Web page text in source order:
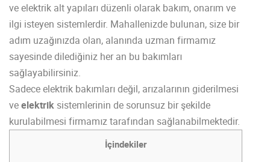
ve elektrik alt yapıları düzenli olarak bakım, onarım ve
ilgi isteyen sistemlerdir. Mahallenizde bulunan, size bir
adım uzağınızda olan, alanında uzman firmamız
sayesinde dilediğiniz her an bu bakımları
sağlayabilirsiniz.
Sadece elektrik bakımları değil, arızalarının giderilmesi
veelektrik sistemlerinin de sorunsuz bir şekilde
kurulabilmesi firmamız tarafından sağlanabilmektedir.
İçindekiler